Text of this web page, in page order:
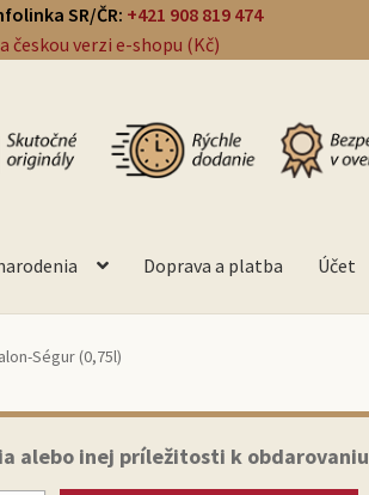
SR/ČR: +421 908 819 474
českou verzi e-shopu (Kč)
Doprava a platba Účet
Ségur (0,75l)
alebo inej príležitosti k obdarovaniu